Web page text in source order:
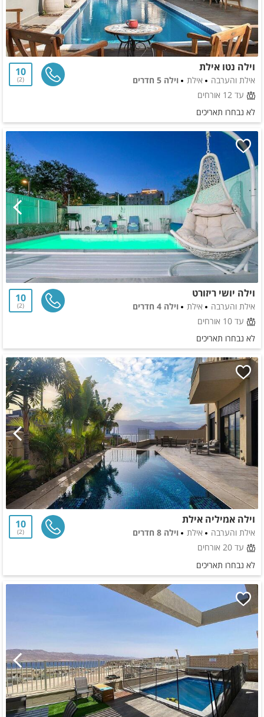
וילה נטו אילת
אילת והערבה אילת
וילה 5 חדרים
עד 12 אורחים
10
2
לא נבחרו תאריכים
וילה יושי ריזורט
אילת והערבה אילת
וילה 4 חדרים
עד 10 אורחים
10
2
לא נבחרו תאריכים
וילה אמיליה אילת
אילת והערבה אילת
וילה 8 חדרים
עד 20 אורחים
10
2
לא נבחרו תאריכים